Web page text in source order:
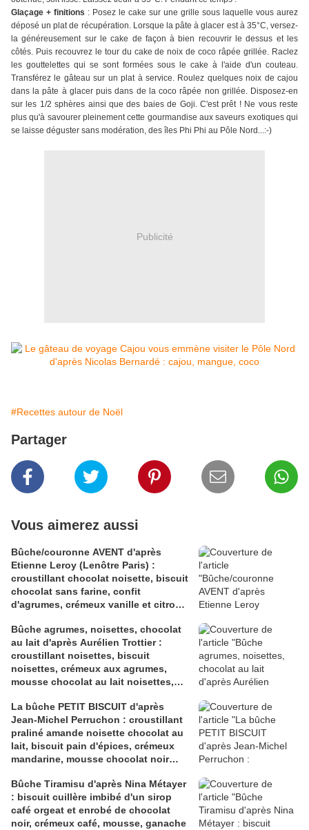
Glaçage + finitions : Posez le cake sur une grille sous laquelle vous aurez
déposé un plat de récupération. Lorsque la pâte à glacer est à 35°C, versez-
la généreusement sur le cake de façon à bien recouvrir le dessus et les
côtés. Puis recouvrez le tour du cake de noix de coco râpée grillée. Raclez
les gouttelettes qui se sont formées sous le cake à l'aide d'un couteau.
Transférez le gâteau sur un plat à service. Roulez quelques noix de cajou
dans la pâte à glacer puis dans de la coco râpée non grillée. Disposez-en
sur les 1/2 sphères ainsi que des baies de Goji. C'est prêt ! Ne vous reste
plus qu'à savourer pleinement cette gourmandise aux saveurs exotiques qui
se laisse déguster sans modération, des îles Phi Phi au Pôle Nord...:-)
Publicité
#Recettes autour de Noël
Partager
Vous aimerez aussi
Bûche/couronne AVENT d'après
Etienne Leroy (Lenôtre Paris) :
croustillant chocolat noisette, biscuit
chocolat sans farine, confit
d'agrumes, crémeux vanille et citron
vert
Bûche agrumes, noisettes, chocolat
au lait d'après Aurélien Trottier :
croustillant noisettes, biscuit
noisettes, crémeux aux agrumes,
mousse chocolat au lait noisettes,
La bûche PETIT BISCUIT d'après
Jean-Michel Perruchon : croustillant
praliné amande noisette chocolat au
lait, biscuit pain d'épices, crémeux
mandarine, mousse chocolat noir
Bûche Tiramisu d'après Nina Métayer
: biscuit cuillère imbibé d'un sirop
café orgeat et enrobé de chocolat
noir, crémeux café, mousse, ganache